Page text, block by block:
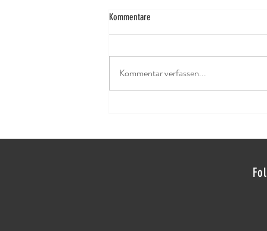
It’s the season!
Kommentare
Kommentar verfassen...